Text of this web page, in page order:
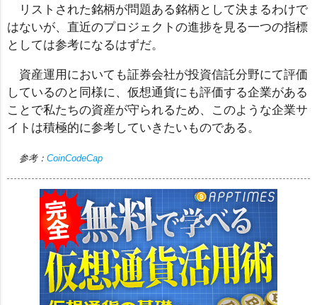
リストされた銘柄が問題ある銘柄として決まるわけで
はないが、直近のプロジェクトの進捗を見る一つの指標
としては参考になるはずだ。
資産運用においても証券会社が投資信託分野にて評価
しているのと同様に、仮想通貨にも評価する企業がある
ことで私たちの資産が守られるため、このような企業サ
イトは積極的に参考していきたいものである。
参考： CoinCodeCap